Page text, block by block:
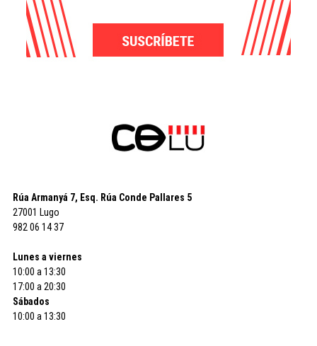
Rúa Armanyá 7, Esq. Rúa Conde Pallares 5
27001 Lugo
982 06 14 37
Lunes a viernes
10:00 a 13:30
17:00 a 20:30
Sábados
10:00 a 13:30